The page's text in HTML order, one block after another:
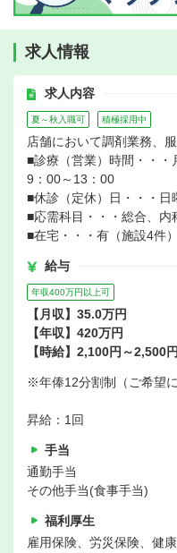
求人情報
求人内容
夏～秋入職可 積極採用中
店舗において調剤業務、
■診療（営業）時間・・・
9：00～13：00
■休診（定休）日・・・日
■応需科目・・・総合、内
■在宅・・・有（施設4件）
給与
年収400万円以上可
【月収】35.0万円
【年収】420万円
【時給】2,100円～2,500円
※年俸12分割制（ご希望
昇給：1回
手当
通勤手当
その他手当(食事手当)
福利厚生
雇用保険、労災保険、健